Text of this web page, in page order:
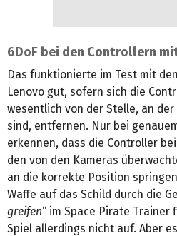
6DoF bei den Controllern
Das funktionierte im Test mit
Lenovo gut, sofern sich die
wesentlich von der Stelle, an
sind, entfernen. Nur bei
erkennen, dass die Controller
den von den Kameras
an die korrekte Position
Waffe auf das Schild durch die
greifen“ im Space Pirate Trainer
Spiel allerdings nicht auf. Aber